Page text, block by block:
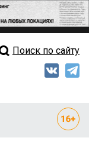
выпуск
Поиск по сайту